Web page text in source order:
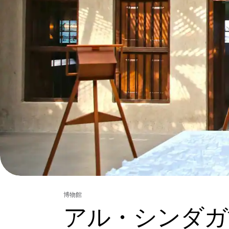
博物館
アル・シンダ